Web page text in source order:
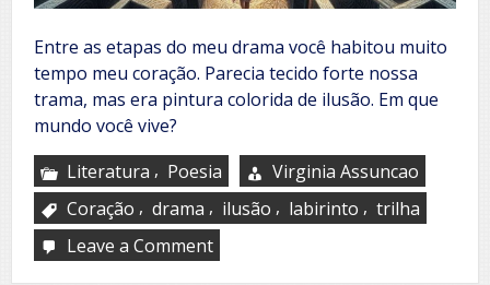
Entre as etapas do meu drama você habitou muito
tempo meu coração. Parecia tecido forte nossa
trama, mas era pintura colorida de ilusão. Em que
mundo você vive?
Literatura , Poesia
Virginia Assuncao
Coração , drama , ilusão , labirinto , trilha
Leave a Commenton